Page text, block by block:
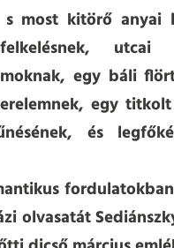
most kitörő anyai
utcai
egy báli
egy
és
olvasatát